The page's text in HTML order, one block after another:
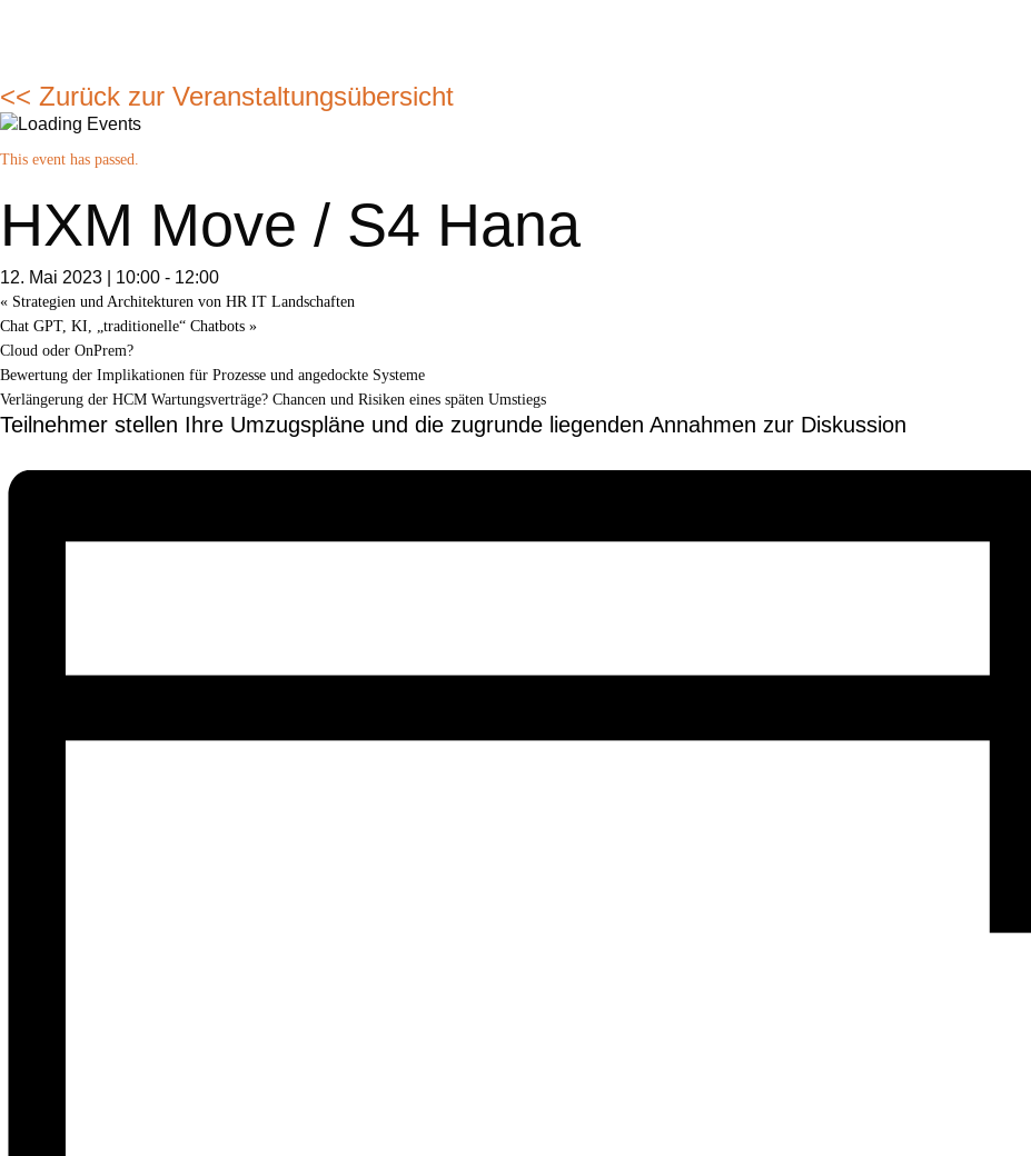
<< Zurück zur Veranstaltungsübersicht
This event has passed.
HXM Move / S4 Hana
12. Mai 2023 | 10:00 - 12:00
« Strategien und Architekturen von HR IT Landschaften
Chat GPT, KI, „traditionelle“ Chatbots »
Cloud oder OnPrem?
Bewertung der Implikationen für Prozesse und angedockte Systeme
Verlängerung der HCM Wartungsverträge? Chancen und Risiken eines späten Umstiegs
Teilnehmer stellen Ihre Umzugspläne und die zugrunde liegenden Annahmen zur Diskussion